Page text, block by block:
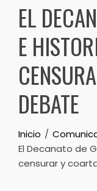
EL
E
DEBATE
Inicio
El Decanato de
censurar y